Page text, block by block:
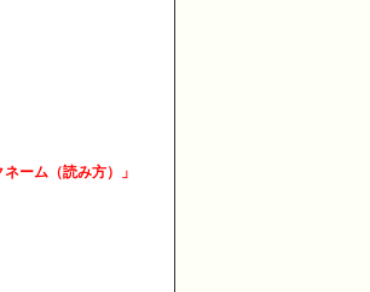
ーム（読み方）」